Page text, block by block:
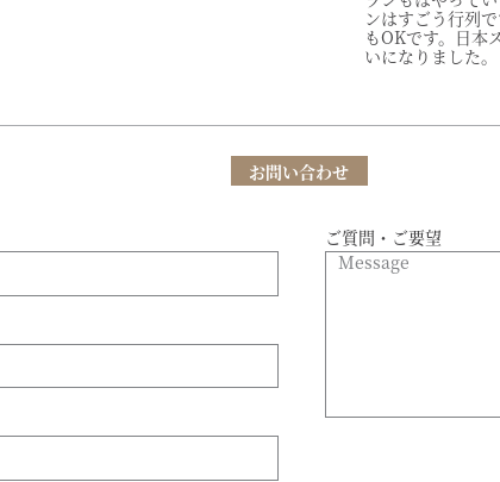
ンはすごう行列
もOKです。日本
いになりました。
お問い合わせ
ご質問・ご要望